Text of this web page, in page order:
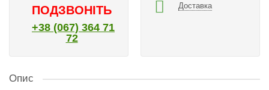
ПОДЗВОНІТЬ
+38 (067) 364 71
72
Доставка
Опис